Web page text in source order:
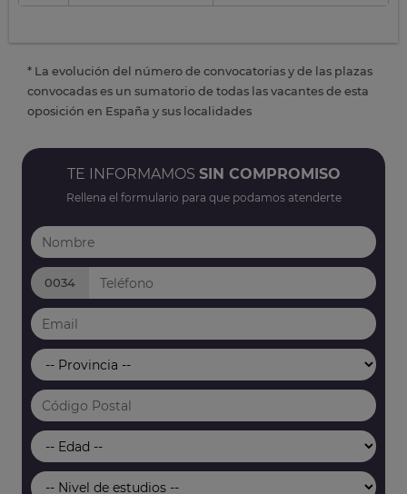
* La evolución del número de convocatorias y de las plazas
convocadas es un sumatorio de todas las vacantes de esta
oposición en España y sus localidades
TE INFORMAMOS SIN COMPROMISO
Rellena el formulario para que podamos atenderte
0034